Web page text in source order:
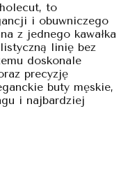
to
i obuwniczego
z jednego kawałka
linię bez
doskonale
precyzję
buty męskie,
i najbardziej